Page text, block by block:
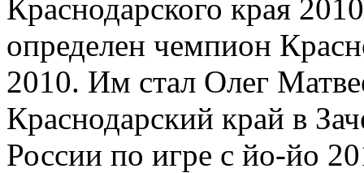
определен чемпион
2010. Им стал Олег
Краснодарский край в
России по игре с йо-йо